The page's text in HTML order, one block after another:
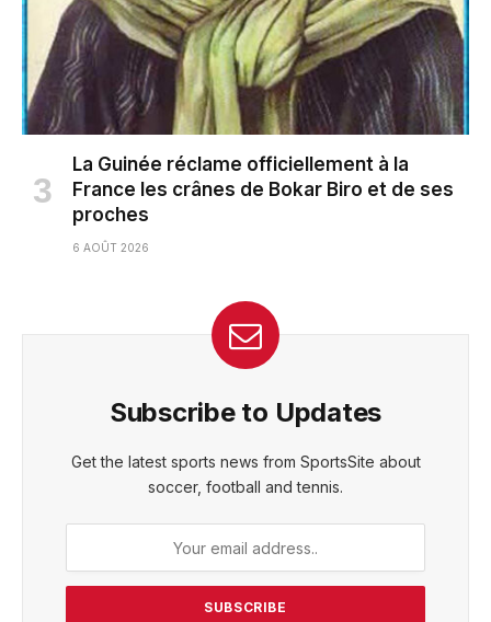
La Guinée réclame officiellement à la
France les crânes de Bokar Biro et de ses
proches
6 AOÛT 2026
Subscribe to Updates
Get the latest sports news from SportsSite about
soccer, football and tennis.